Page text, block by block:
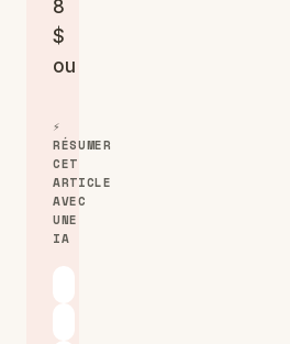
8
$
ou
⚡
RÉSUMER
CET
ARTICLE
AVEC
UNE
IA
ChatGPT
Claude